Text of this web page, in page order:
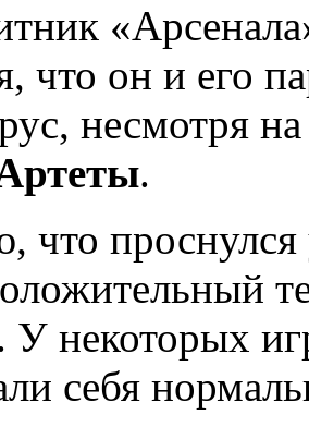
что он и его
несмотря
.
что проснулся
У некоторых
себя